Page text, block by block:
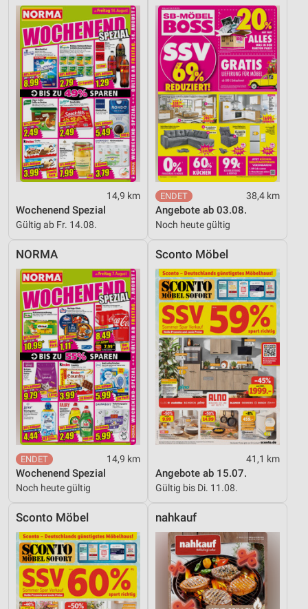
14,9 km
Wochenend Spezial
Gültig ab Fr. 14.08.
38,4 km
Angebote ab 03.08.
Noch heute gültig
NORMA
14,9 km
Wochenend Spezial
Noch heute gültig
Sconto Möbel
41,1 km
Angebote ab 15.07.
Gültig bis Di. 11.08.
Sconto Möbel nahkauf